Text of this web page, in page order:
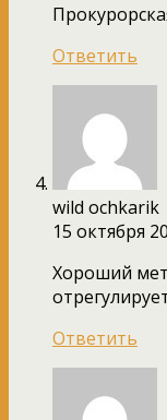
Ответить
wild ochkarik
15 октября
Хороший
Ответить